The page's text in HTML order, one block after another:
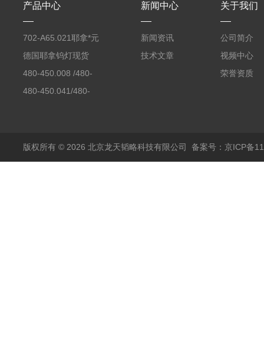
产品中心
702-A65.021耶拿*元
素分析仪反应罐
德国耶拿钨灯现货
480-450.008 /480-
450.008C耶拿镉Cd空
480-450.041/480-
包邮
新闻中心
新闻资讯
技术文章
关于我们
公司简介
视频中心
荣誉资质
版权所有 © 2026 北京龙天韬略科技有限公司 备案号：京ICP备